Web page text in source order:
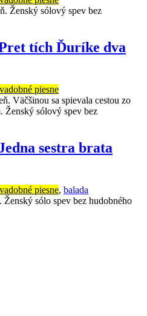
Ženský sólový spev bez
tích Ďuríke dva
piesne
Väčšinou sa spievala cestou zo
Ženský sólový spev bez
sestra brata
piesne, balada
Ženský sólo spev bez hudobného